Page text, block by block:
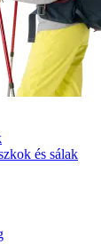
és sálak